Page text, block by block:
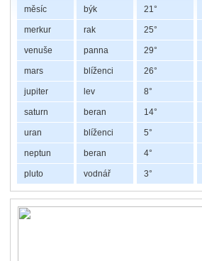
Retrográdní Chiron v Býku a
měsíc býk 21°
merkur rak 25°
venuše panna 29°
mars blíženci 26°
jupiter lev 8°
saturn beran 14°
uran blíženci 5°
neptun beran 4°
pluto vodnář 3°